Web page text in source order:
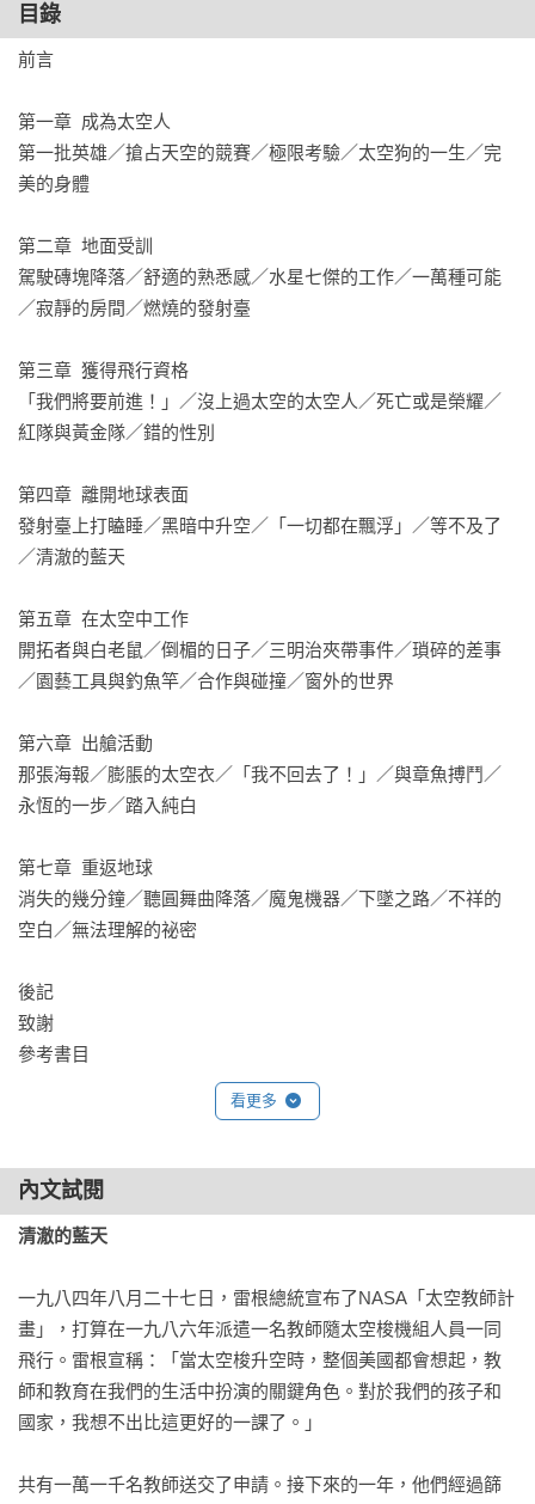
仰望星空，我們看見的不只是勝利的榮耀、科技的突破、疆域
的拓展，更是人類探尋未知的脆弱與偉大。
目錄
前言
第一章  成為太空人
第一批英雄／搶占天空的競賽／極限考驗／太空狗的一生／完
美的身體
第二章  地面受訓
駕駛磚塊降落／舒適的熟悉感／水星七傑的工作／一萬種可能
／寂靜的房間／燃燒的發射臺
第三章  獲得飛行資格
「我們將要前進！」／沒上過太空的太空人／死亡或是榮耀／
紅隊與黃金隊／錯的性別
第四章  離開地球表面
發射臺上打瞌睡／黑暗中升空／「一切都在飄浮」／等不及了
／清澈的藍天
第五章  在太空中工作
開拓者與白老鼠／倒楣的日子／三明治夾帶事件／瑣碎的差事
／園藝工具與釣魚竿／合作與碰撞／窗外的世界
第六章  出艙活動
那張海報／膨脹的太空衣／「我不回去了！」／與章魚搏鬥／
永恆的一步／踏入純白
第七章  重返地球
消失的幾分鐘／聽圓舞曲降落／魔鬼機器／下墜之路／不祥的
空白／無法理解的祕密
後記
致謝
參考書目
看更多
內文試閱
清澈的藍天
一九八四年八月二十七日，雷根總統宣布了NASA「太空教師計
畫」，打算在一九八六年派遣一名教師隨太空梭機組人員一同
飛行。雷根宣稱：「當太空梭升空時，整個美國都會想起，教
師和教育在我們的生活中扮演的關鍵角色。對於我們的孩子和
國家，我想不出比這更好的一課了。」
共有一萬一千名教師送交了申請。接下來的一年，他們經過篩